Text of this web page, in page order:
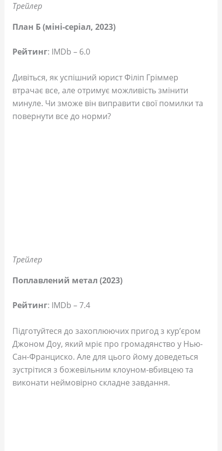
Трейлер
План Б (міні-серіал, 2023)
Рейтинг: IMDb – 6.0
Дивіться, як успішний юрист Філіп Гріммер
втрачає все, але отримує можливість змінити
минуле. Чи зможе він виправити свої помилки та
повернути все до норми?
Трейлер
Поплавлений метал (2023)
Рейтинг: IMDb – 7.4
Підготуйтеся до захоплюючих пригод з кур’єром
Джоном Доу, який мріє про громадянство у Нью-
Сан-Франциско. Але для цього йому доведеться
зустрітися з божевільним клоуном-вбивцею та
виконати неймовірно складне завдання.